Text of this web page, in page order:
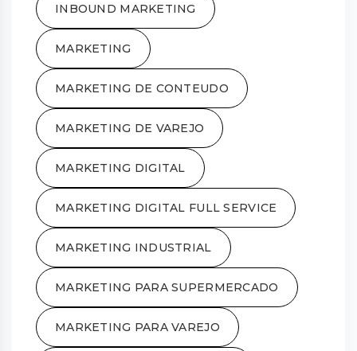
INBOUND MARKETING
MARKETING
MARKETING DE CONTEUDO
MARKETING DE VAREJO
MARKETING DIGITAL
MARKETING DIGITAL FULL SERVICE
MARKETING INDUSTRIAL
MARKETING PARA SUPERMERCADO
MARKETING PARA VAREJO